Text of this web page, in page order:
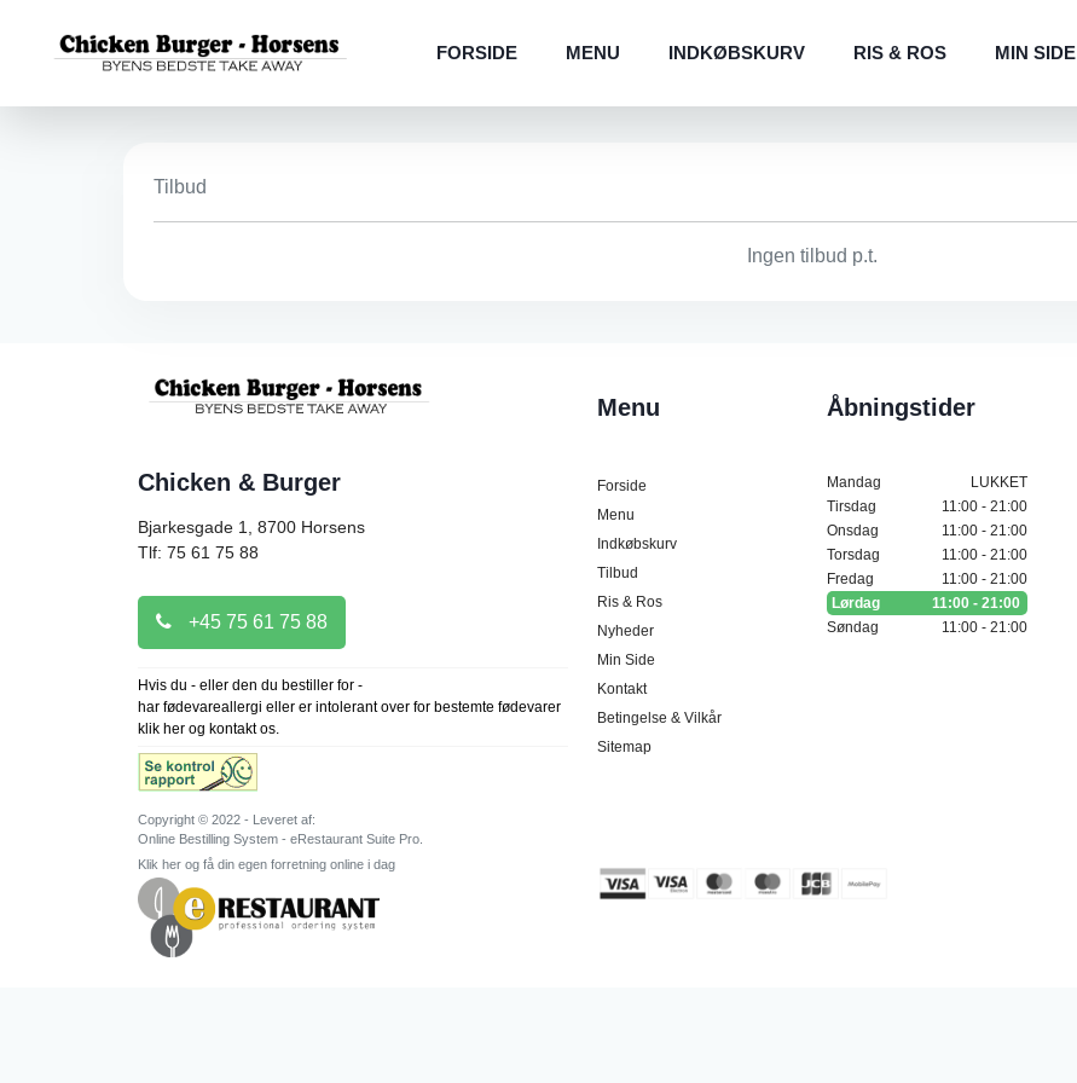
FORSIDE MENU INDKØBSKURV RIS & ROS MIN SIDE
Tilbud
Ingen tilbud p.t.
Chicken & Burger
Bjarkesgade 1, 8700 Horsens
Tlf: 75 61 75 88
+45 75 61 75 88
Hvis du - eller den du bestiller for -
har fødevareallergi eller er intolerant over for bestemte fødevarer
klik her og kontakt os.
Menu
Forside
Menu
Indkøbskurv
Tilbud
Ris & Ros
Nyheder
Min Side
Kontakt
Betingelse & Vilkår
Sitemap
Åbningstider
Mandag
LUKKET
Tirsdag
11:00 - 21:00
Onsdag
11:00 - 21:00
Torsdag
11:00 - 21:00
Fredag
11:00 - 21:00
Lørdag
11:00 - 21:00
Søndag
11:00 - 21:00
Copyright © 2022 - Leveret af:
Online Bestilling System - eRestaurant Suite Pro.
Klik her og få din egen forretning online i dag